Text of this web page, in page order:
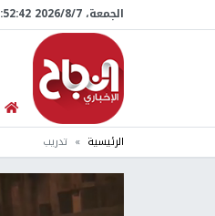
الجمعة، 7/‏8/‏2026 08:52:43 صباحاً
الرئيسية تدريب